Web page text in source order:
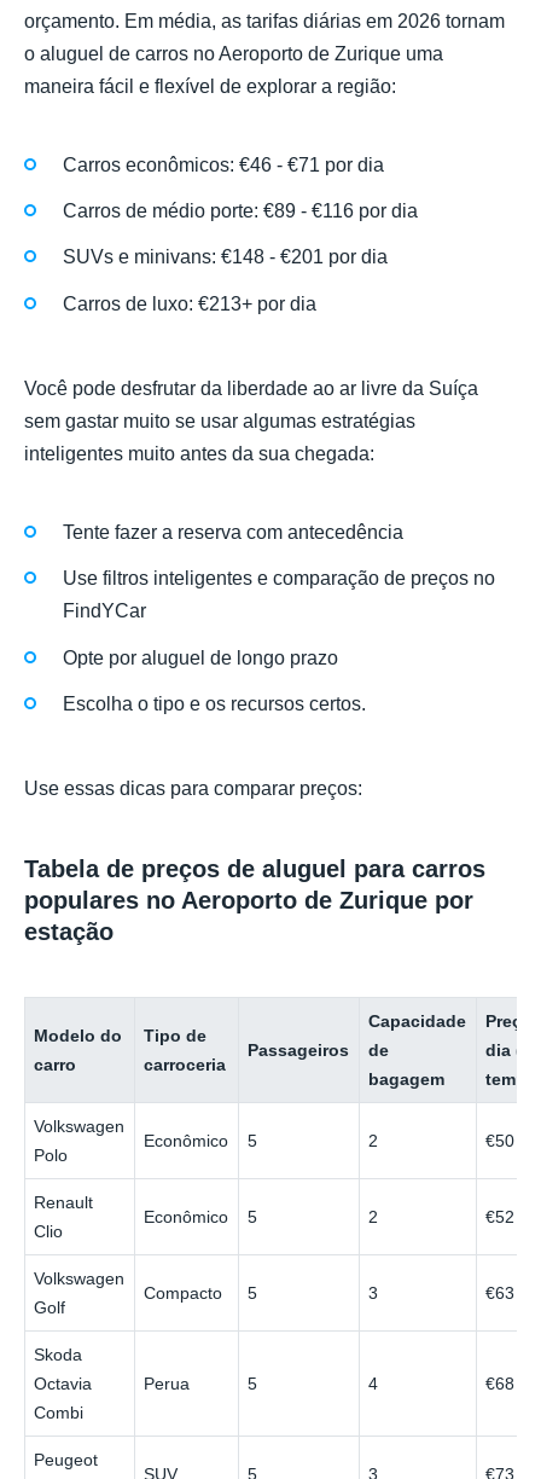
orçamento. Em média, as tarifas diárias em 2026 tornam
o aluguel de carros no Aeroporto de Zurique uma
maneira fácil e flexível de explorar a região:
Carros econômicos: €46 - €71 por dia
Carros de médio porte: €89 - €116 por dia
SUVs e minivans: €148 - €201 por dia
Carros de luxo: €213+ por dia
Você pode desfrutar da liberdade ao ar livre da Suíça
sem gastar muito se usar algumas estratégias
inteligentes muito antes da sua chegada:
Tente fazer a reserva com antecedência
Use filtros inteligentes e comparação de preços no
FindYCar
Opte por aluguel de longo prazo
Escolha o tipo e os recursos certos.
Use essas dicas para comparar preços:
Tabela de preços de aluguel para carros
populares no Aeroporto de Zurique por
estação
Modelo do
carro
Tipo de
carroceria
Passageiros
Capacidade
de
bagagem
Preço
dia
Volkswagen
Polo
Econômico 5 2 €50
Renault
Clio
Econômico 5 2 €52
Volkswagen
Golf
Compacto 5 3 €63
Skoda
Octavia
Combi
Perua 5 4 €68
Peugeot
SUV 5 3 €73